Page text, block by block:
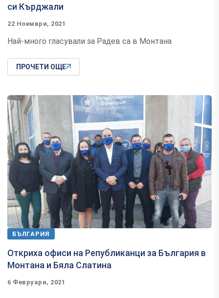
си Кърджали
22 Ноември, 2021
Най-много гласували за Радев са в Монтана
ПРОЧЕТИ ОЩЕ
БЪЛГАРИЯ
Откриха офиси на Републиканци за България в
Монтана и Бяла Слатина
6 Февруари, 2021